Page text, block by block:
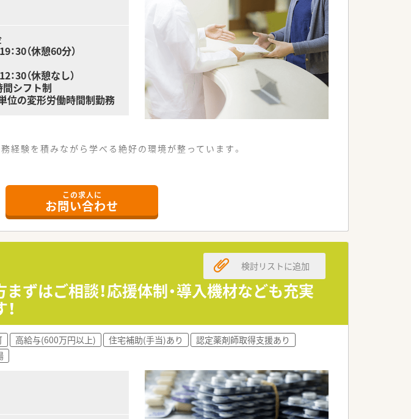
：30（休憩60分）
：30（休憩なし）
シフト制
位の変形労働時間制勤務
経験を積みながら学べる絶好の環境が整っています。
め日々の通勤も非常に便利で快適な立地です。
た医療サービスの提供を日々目指しています。
おり、落ち着いて業務に取り組める環境です。
内で年俸制として決定される給与条件です。
休日で年間休日は115日前後となります。
を支える充実したサポート体制が整っています。
日々の業務効率化と残業抑制に繋げています。
ーズに行えるためストレスなく働ける環境です。
バランスを保ちながら長期的に勤務できます。
この求人に
お問い合わせ
ずはご相談！応援体制・導入機材なども充実
検討リストに追加
高給与(600万円以上) 住宅補助(手当)あり
認定薬剤師取得支援あり